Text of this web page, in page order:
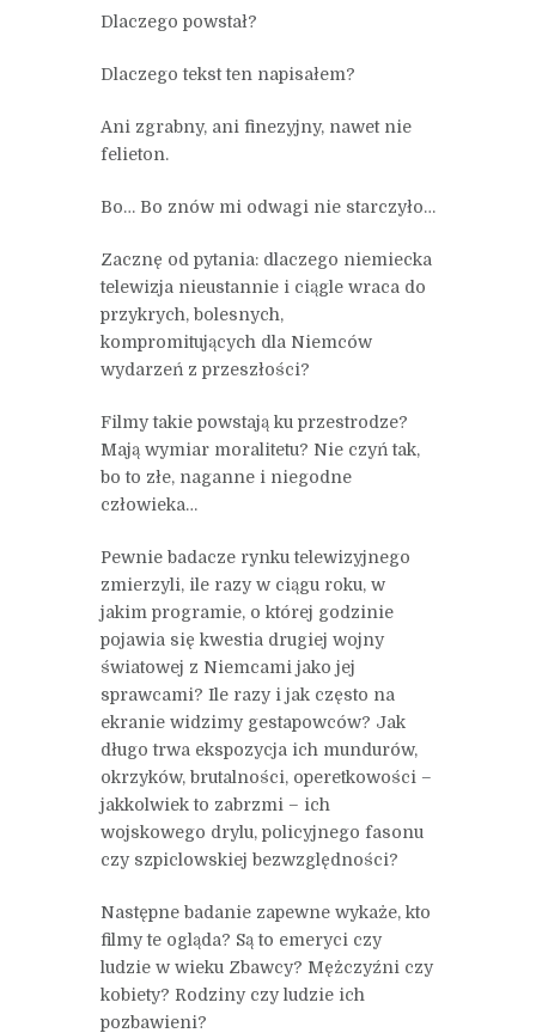
Dlaczego powstał?
Dlaczego tekst ten napisałem?
Ani zgrabny, ani finezyjny, nawet nie
felieton.
Bo… Bo znów mi odwagi nie starczyło…
Zacznę od pytania: dlaczego niemiecka
telewizja nieustannie i ciągle wraca do
przykrych, bolesnych,
kompromitujących dla Niemców
wydarzeń z przeszłości?
Filmy takie powstają ku przestrodze?
Mają wymiar moralitetu? Nie czyń tak,
bo to złe, naganne i niegodne
człowieka…
Pewnie badacze rynku telewizyjnego
zmierzyli, ile razy w ciągu roku, w
jakim programie, o której godzinie
pojawia się kwestia drugiej wojny
światowej z Niemcami jako jej
sprawcami? Ile razy i jak często na
ekranie widzimy gestapowców? Jak
długo trwa ekspozycja ich mundurów,
okrzyków, brutalności, operetkowości –
jakkolwiek to zabrzmi – ich
wojskowego drylu, policyjnego fasonu
czy szpiclowskiej bezwzględności?
Następne badanie zapewne wykaże, kto
filmy te ogląda? Są to emeryci czy
ludzie w wieku Zbawcy? Mężczyźni czy
kobiety? Rodziny czy ludzie ich
pozbawieni?